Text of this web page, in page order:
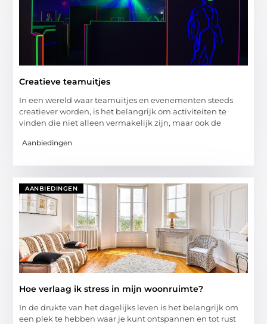
Creatieve teamuitjes
In een wereld waar teamuitjes en evenementen steeds
creatiever worden, is het belangrijk om activiteiten te
vinden die niet alleen vermakelijk zijn, maar ook de
Aanbiedingen
AANBIEDINGEN
Hoe verlaag ik stress in mijn woonruimte?
In de drukte van het dagelijks leven is het belangrijk om
een plek te hebben waar je kunt ontspannen en tot rust